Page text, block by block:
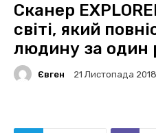
Сканер
світі, який
людину за один
Євген 21 Листопада 2018